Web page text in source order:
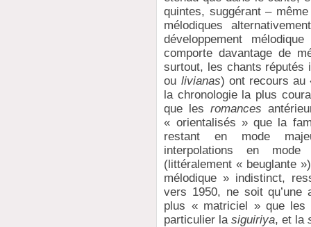
quintes, suggérant –
mélodiques
développement
comporte davantage de
surtout, les chants
ou livianas) ont recours au
la chronologie la plus
que les romances
« orientalisés » que la
restant en mode
interpolations en
(littéralement « beuglante
mélodique » indistinct,
vers 1950, ne soit qu’une
plus « matriciel » que
particulier lasiguiriya, et la